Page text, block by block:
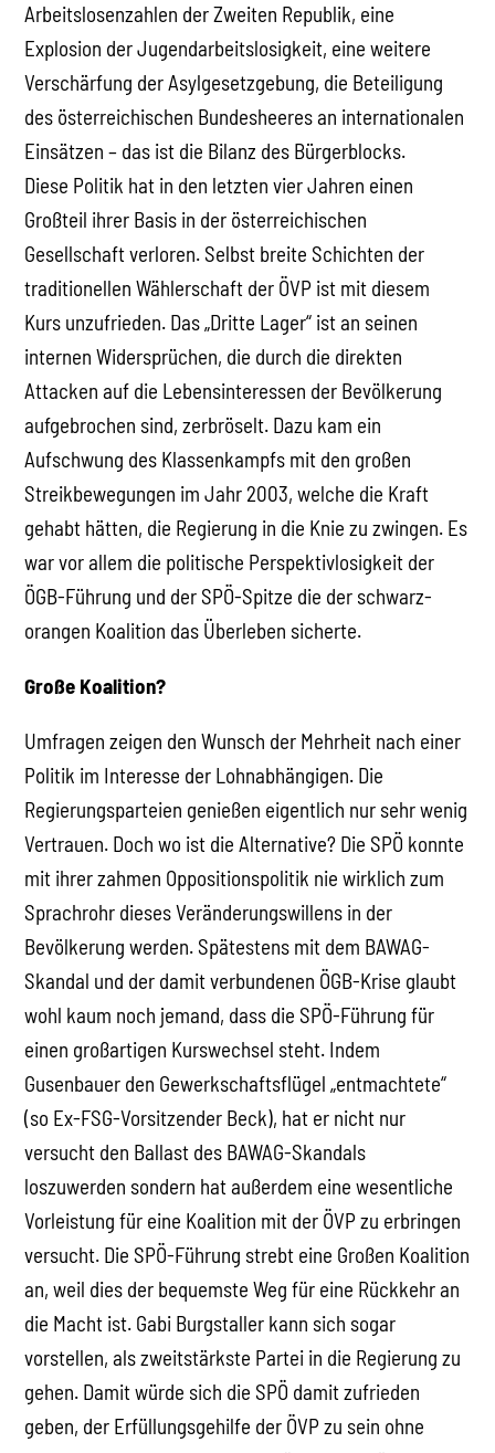
Arbeitslosenzahlen der Zweiten Republik, eine
Explosion der Jugendarbeitslosigkeit, eine weitere
Verschärfung der Asylgesetzgebung, die Beteiligung
des österreichischen Bundesheeres an internationalen
Einsätzen – das ist die Bilanz des Bürgerblocks.
Diese Politik hat in den letzten vier Jahren einen
Großteil ihrer Basis in der österreichischen
Gesellschaft verloren. Selbst breite Schichten der
traditionellen Wählerschaft der ÖVP ist mit diesem
Kurs unzufrieden. Das „Dritte Lager“ ist an seinen
internen Widersprüchen, die durch die direkten
Attacken auf die Lebensinteressen der Bevölkerung
aufgebrochen sind, zerbröselt. Dazu kam ein
Aufschwung des Klassenkampfs mit den großen
Streikbewegungen im Jahr 2003, welche die Kraft
gehabt hätten, die Regierung in die Knie zu zwingen. Es
war vor allem die politische Perspektivlosigkeit der
ÖGB-Führung und der SPÖ-Spitze die der schwarz-
orangen Koalition das Überleben sicherte.
Große Koalition?
Umfragen zeigen den Wunsch der Mehrheit nach einer
Politik im Interesse der Lohnabhängigen. Die
Regierungsparteien genießen eigentlich nur sehr wenig
Vertrauen. Doch wo ist die Alternative? Die SPÖ konnte
mit ihrer zahmen Oppositionspolitik nie wirklich zum
Sprachrohr dieses Veränderungswillens in der
Bevölkerung werden. Spätestens mit dem BAWAG-
Skandal und der damit verbundenen ÖGB-Krise glaubt
wohl kaum noch jemand, dass die SPÖ-Führung für
einen großartigen Kurswechsel steht. Indem
Gusenbauer den Gewerkschaftsflügel „entmachtete“
(so Ex-FSG-Vorsitzender Beck), hat er nicht nur
versucht den Ballast des BAWAG-Skandals
loszuwerden sondern hat außerdem eine wesentliche
Vorleistung für eine Koalition mit der ÖVP zu erbringen
versucht. Die SPÖ-Führung strebt eine Großen Koalition
an, weil dies der bequemste Weg für eine Rückkehr an
die Macht ist. Gabi Burgstaller kann sich sogar
vorstellen, als zweitstärkste Partei in die Regierung zu
gehen. Damit würde sich die SPÖ damit zufrieden
geben, der Erfüllungsgehilfe der ÖVP zu sein ohne